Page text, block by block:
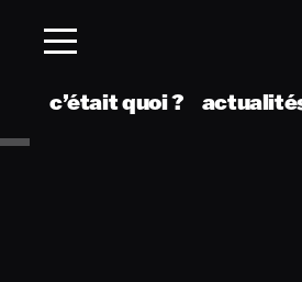
c’était quoi ?